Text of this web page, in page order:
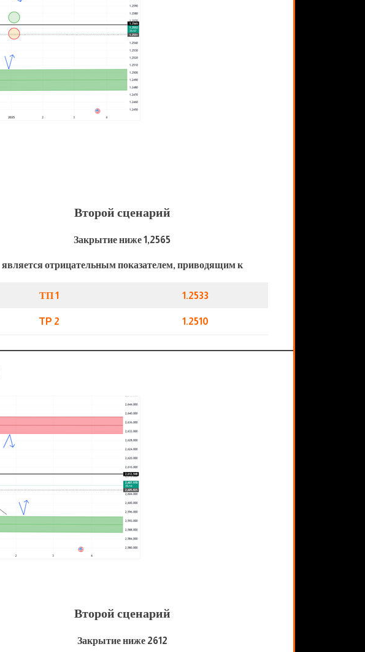
Второй сценарий
Закрытие ниже 1,2565
является отрицательным показателем, приводящим к
ТП 1 1.2533
TP 2 1.2510
Второй сценарий
Закрытие ниже 2612